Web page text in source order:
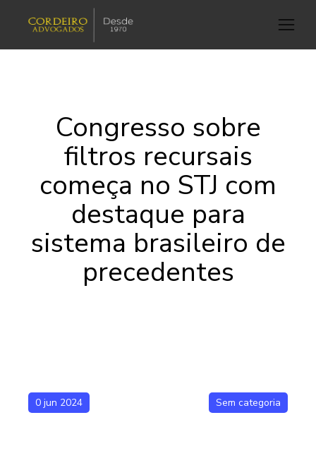
Congresso sobre
filtros recursais
começa no STJ com
destaque para
sistema brasileiro de
precedentes
0 jun 2024 Sem categoria